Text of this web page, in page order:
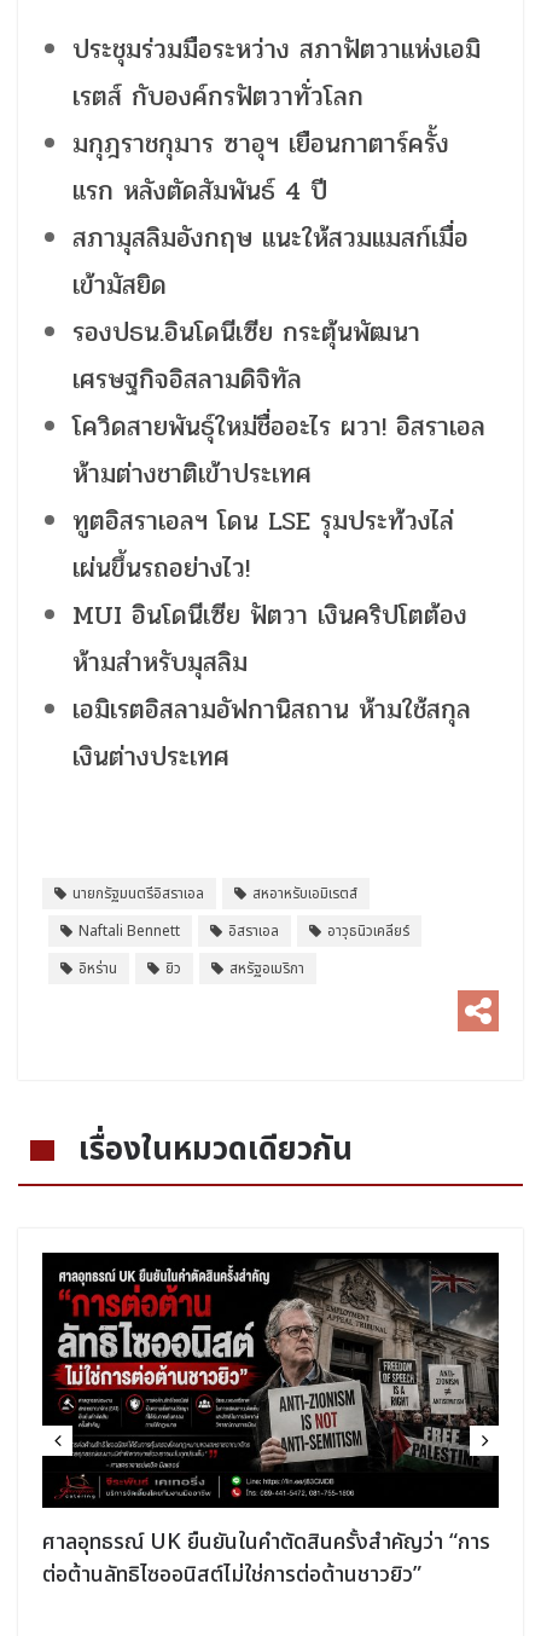
ประชุมร่วมมือระหว่าง สภาฟัตวาแห่งเอมิ
เรตส์ กับองค์กรฟัตวาทั่วโลก
มกุฎราชกุมาร ซาอุฯ เยือนกาตาร์ครั้ง
แรก หลังตัดสัมพันธ์ 4 ปี
สภามุสลิมอังกฤษ แนะให้สวมแมสก์เมื่อ
เข้ามัสยิด
รองปธน.อินโดนีเซีย กระตุ้นพัฒนา
เศรษฐกิจอิสลามดิจิทัล
โควิดสายพันธุ์ใหม่ชื่ออะไร ผวา! อิสราเอล
ห้ามต่างชาติเข้าประเทศ
ทูตอิสราเอลฯ โดน LSE รุมประท้วงไล่
เผ่นขึ้นรถอย่างไว!
MUI อินโดนีเซีย ฟัตวา เงินคริปโตต้อง
ห้ามสำหรับมุสลิม
เอมิเรตอิสลามอัฟกานิสถาน ห้ามใช้สกุล
เงินต่างประเทศ
นายกรัฐมนตรีอิสราเอล
สหอาหรับเอมิเรตส์
Naftali Bennett
อิสราเอล
อาวุธนิวเคลียร์
อิหร่าน
ยิว สหรัฐอเมริกา
เรื่องในหมวดเดียวกัน
ศาลอุทธรณ์ UK ยืนยันในคำตัดสินครั้งสำคัญว่า “การ
ต่อต้านลัทธิไซออนิสต์ไม่ใช่การต่อต้านชาวยิว”